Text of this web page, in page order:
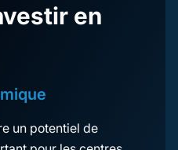
en
un potentiel de